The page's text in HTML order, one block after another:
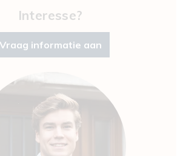
Interesse?
Vraag informatie aan